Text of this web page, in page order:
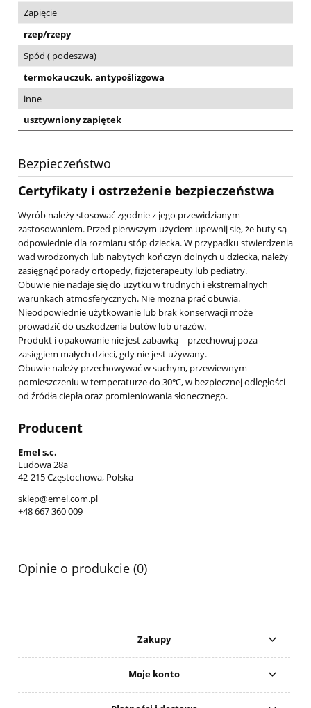
Zapięcie
rzep/rzepy
Spód ( podeszwa)
termokauczuk, antypoślizgowa
inne
usztywniony zapiętek
Bezpieczeństwo
Certyfikaty i ostrzeżenie bezpieczeństwa
Wyrób należy stosować zgodnie z jego przewidzianym
zastosowaniem. Przed pierwszym użyciem upewnij się, że buty są
odpowiednie dla rozmiaru stóp dziecka. W przypadku stwierdzenia
wad wrodzonych lub nabytych kończyn dolnych u dziecka, należy
zasięgnąć porady ortopedy, fizjoterapeuty lub pediatry.
Obuwie nie nadaje się do użytku w trudnych i ekstremalnych
warunkach atmosferycznych. Nie można prać obuwia.
Nieodpowiednie użytkowanie lub brak konserwacji może
prowadzić do uszkodzenia butów lub urazów.
Produkt i opakowanie nie jest zabawką – przechowuj poza
zasięgiem małych dzieci, gdy nie jest używany.
Obuwie należy przechowywać w suchym, przewiewnym
pomieszczeniu w temperaturze do 30℃, w bezpiecznej odległości
od źródła ciepła oraz promieniowania słonecznego.
Producent
Emel s.c.
Ludowa 28a
42-215 Częstochowa, Polska
sklep@emel.com.pl
+48 667 360 009
Opinie o produkcie (0)
Zakupy
Moje konto